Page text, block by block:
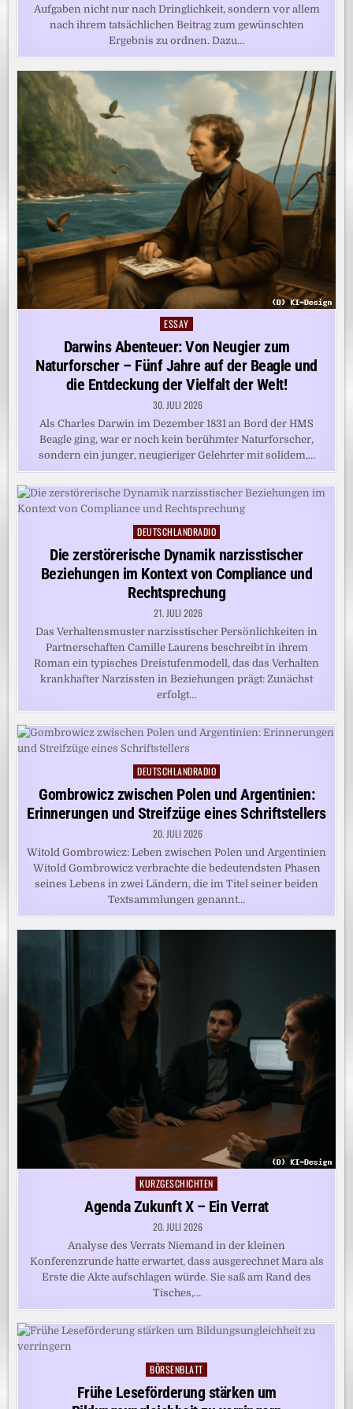
Aufgaben nicht nur nach Dringlichkeit, sondern vor allem
nach ihrem tatsächlichen Beitrag zum gewünschten
Ergebnis zu ordnen. Dazu…
Posted
ESSAY
Darwins Abenteuer: Von Neugier zum
Naturforscher – Fünf Jahre auf der Beagle und
die Entdeckung der Vielfalt der Welt!
30. JULI 2026
Als Charles Darwin im Dezember 1831 an Bord der HMS
Beagle ging, war er noch kein berühmter Naturforscher,
sondern ein junger, neugieriger Gelehrter mit solidem,…
Posted
DEUTSCHLANDRADIO
Die zerstörerische Dynamik narzisstischer
Beziehungen im Kontext von Compliance und
Rechtsprechung
21. JULI 2026
Das Verhaltensmuster narzisstischer Persönlichkeiten in
Partnerschaften Camille Laurens beschreibt in ihrem
Roman ein typisches Dreistufenmodell, das das Verhalten
krankhafter Narzissten in Beziehungen prägt: Zunächst
erfolgt…
Posted
in
DEUTSCHLANDRADIO
Gombrowicz zwischen Polen und Argentinien:
Erinnerungen und Streifzüge eines Schriftstellers
20. JULI 2026
Witold Gombrowicz: Leben zwischen Polen und Argentinien
Witold Gombrowicz verbrachte die bedeutendsten Phasen
seines Lebens in zwei Ländern, die im Titel seiner beiden
Textsammlungen genannt…
Posted
in
KURZGESCHICHTEN
Agenda Zukunft X – Ein Verrat
20. JULI 2026
Analyse des Verrats Niemand in der kleinen
Konferenzrunde hatte erwartet, dass ausgerechnet Mara als
Erste die Akte aufschlagen würde. Sie saß am Rand des
Tisches,…
Posted
in
BÖRSENBLATT
Frühe Leseförderung stärken um